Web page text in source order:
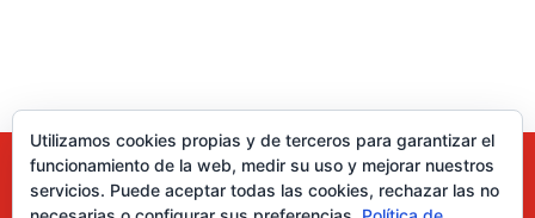
Utilizamos cookies propias y de terceros para garantizar el
funcionamiento de la web, medir su uso y mejorar nuestros
servicios. Puede aceptar todas las cookies, rechazar las no